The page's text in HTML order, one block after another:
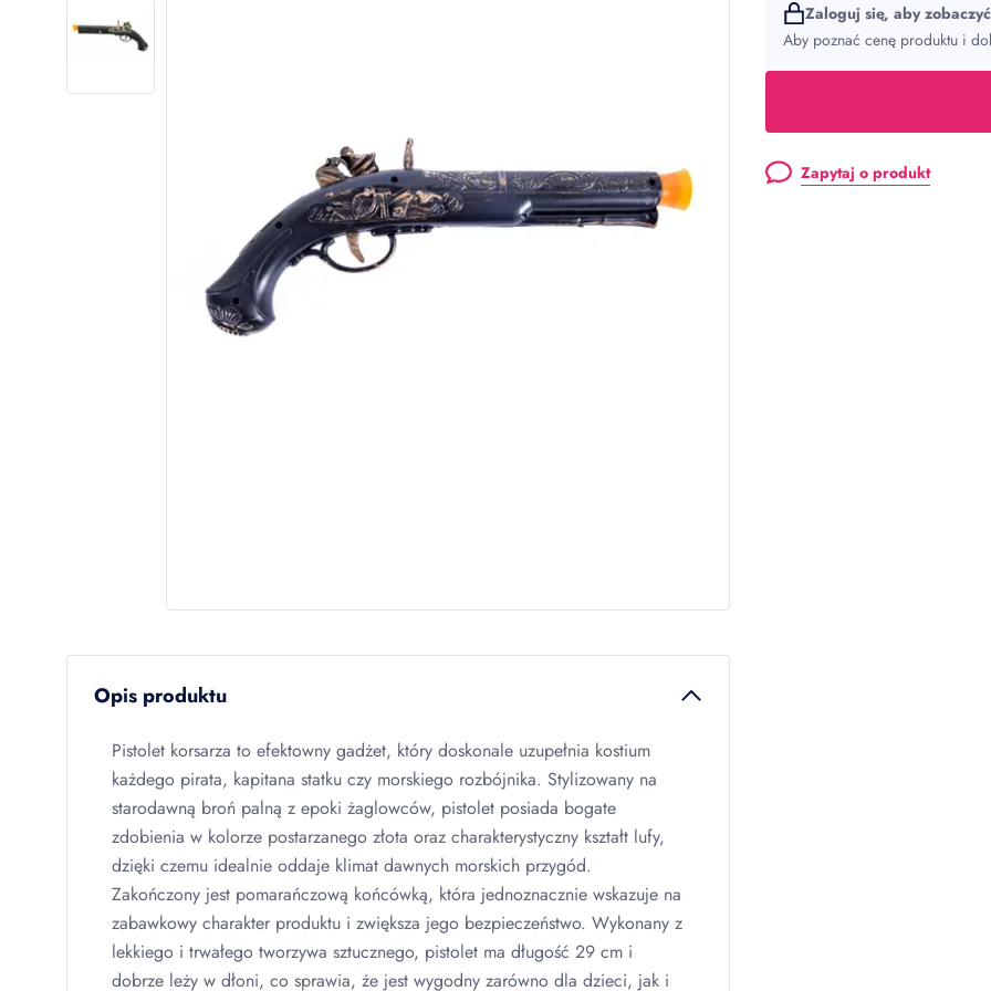
Zaloguj się, aby
Aby poznać cenę produktu i
Zapytaj o produkt
Opis produktu
Pistolet korsarza to efektowny gadżet, który doskonale uzupełnia kostium
każdego pirata, kapitana statku czy morskiego rozbójnika. Stylizowany na
starodawną broń palną z epoki żaglowców, pistolet posiada bogate
zdobienia w kolorze postarzanego złota oraz charakterystyczny kształt lufy,
dzięki czemu idealnie oddaje klimat dawnych morskich przygód.
Zakończony jest pomarańczową końcówką, która jednoznacznie wskazuje na
zabawkowy charakter produktu i zwiększa jego bezpieczeństwo. Wykonany z
lekkiego i trwałego tworzywa sztucznego, pistolet ma długość 29 cm i
dobrze leży w dłoni, co sprawia, że jest wygodny zarówno dla dzieci, jak i